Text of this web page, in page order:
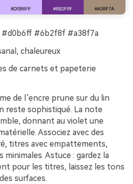
#6b2f8f #a38f7a
chaleureux
de carnets et papeterie
de l’encre prune sur du lin
reste sophistiqué. La note
donnant au violet une
Associez avec des
titres avec empattements,
Astuce : gardez la
pour les titres, laissez les tons
surfaces.